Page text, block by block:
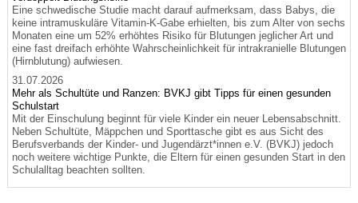
Eine schwedische Studie macht darauf aufmerksam, dass Babys, die
keine intramuskuläre Vitamin-K-Gabe erhielten, bis zum Alter von sechs
Monaten eine um 52% erhöhtes Risiko für Blutungen jeglicher Art und
eine fast dreifach erhöhte Wahrscheinlichkeit für intrakranielle Blutungen
(Hirnblutung) aufwiesen.
31.07.2026
Mehr als Schultüte und Ranzen: BVKJ gibt Tipps für einen gesunden
Schulstart
Mit der Einschulung beginnt für viele Kinder ein neuer Lebensabschnitt.
Neben Schultüte, Mäppchen und Sporttasche gibt es aus Sicht des
Berufsverbands der Kinder- und Jugendärzt*innen e.V. (BVKJ) jedoch
noch weitere wichtige Punkte, die Eltern für einen gesunden Start in den
Schulalltag beachten sollten.